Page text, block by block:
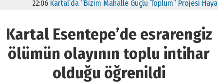
Kartal’da “Bizim Mahalle Güçlü Toplum” Projesi Hayata
Kartal Esentepe’de esrarengiz
ölümün olayının toplu intihar
olduğu öğrenildi